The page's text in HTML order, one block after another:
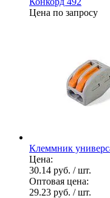
Цена по запросу
Клеммник
Цена:
30.14 руб. / шт.
Оптовая цена:
29.23 руб. / шт.